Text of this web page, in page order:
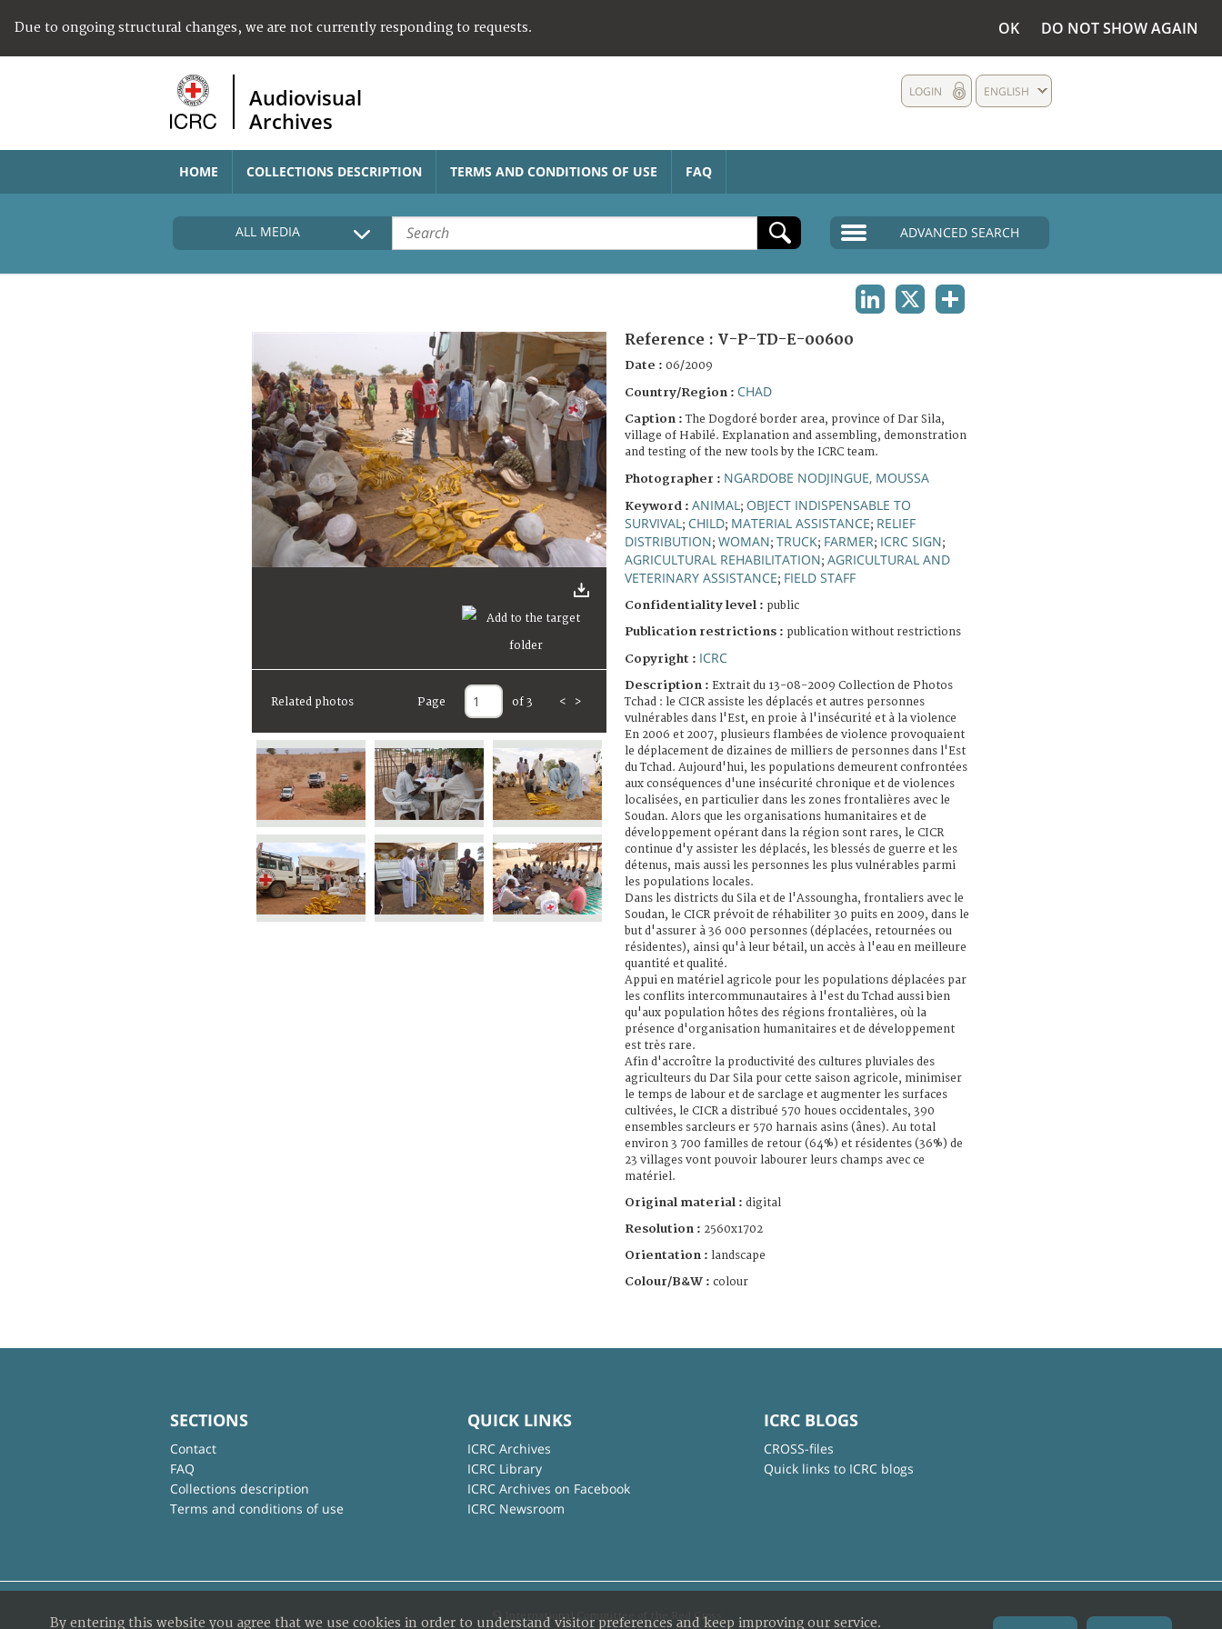
Due to ongoing structural changes, we are not currently responding to requests. OK DO NOT SHOW AGAIN
Audiovisual
Archives
ENGLISH
LOGIN
HOME COLLECTIONS DESCRIPTION TERMS AND CONDITIONS OF USE FAQ
ALL MEDIA ADVANCED SEARCH
Related photos Page of 3 < >
Reference : V-P-TD-E-00600
Date : 06/2009
Country/Region : CHAD
Caption :The Dogdoré border area, province of Dar Sila,
village of Habilé. Explanation and assembling, demonstration
and testing of the new tools by the ICRC team.
Photographer : NGARDOBE NODJINGUE, MOUSSA
Keyword : ANIMAL ; OBJECT INDISPENSABLE TO
SURVIVAL ; CHILD; MATERIAL ASSISTANCE; RELIEF
DISTRIBUTION; WOMAN; TRUCK; FARMER; ICRC SIGN;
AGRICULTURAL REHABILITATION; AGRICULTURAL AND
VETERINARY ASSISTANCE; FIELD STAFF
Confidentiality level : public
Publication restrictions : publication without restrictions
Copyright : ICRC
Description : Extrait du 13-08-2009 Collection de Photos
Tchad : le CICR assiste les déplacés et autres personnes
vulnérables dans l'Est, en proie à l'insécurité et à la violence
En 2006 et 2007, plusieurs flambées de violence provoquaient
le déplacement de dizaines de milliers de personnes dans l'Est
du Tchad. Aujourd'hui, les populations demeurent confrontées
aux conséquences d'une insécurité chronique et de violences
localisées, en particulier dans les zones frontalières avec le
Soudan. Alors que les organisations humanitaires et de
développement opérant dans la région sont rares, le CICR
continue d'y assister les déplacés, les blessés de guerre et les
détenus, mais aussi les personnes les plus vulnérables parmi
les populations locales.
Dans les districts du Sila et de l'Assoungha, frontaliers avec le
Soudan, le CICR prévoit de réhabiliter 30 puits en 2009, dans le
but d'assurer à 36 000 personnes (déplacées, retournées ou
résidentes), ainsi qu'à leur bétail, un accès à l'eau en meilleure
quantité et qualité.
Appui en matériel agricole pour les populations déplacées par
les conflits intercommunautaires à l'est du Tchad aussi bien
qu'aux population hôtes des régions frontalières, où la
présence d'organisation humanitaires et de développement
est très rare.
Afin d'accroître la productivité des cultures pluviales des
agriculteurs du Dar Sila pour cette saison agricole, minimiser
le temps de labour et de sarclage et augmenter les surfaces
cultivées, le CICR a distribué 570 houes occidentales, 390
ensembles sarcleurs er 570 harnais asins (ânes). Au total
environ 3 700 familles de retour (64%) et résidentes (36%) de
23 villages vont pouvoir labourer leurs champs avec ce
matériel.
Original material : digital
Resolution : 2560x1702
Orientation : landscape
Colour/B&W : colour
SECTIONS
Contact
FAQ
Collections description
Terms and conditions of use
QUICK LINKS
ICRC Archives
ICRC Library
ICRC Archives on Facebook
ICRC Newsroom
ICRC BLOGS
CROSS-files
Quick links to ICRC blogs
© International Committee of the Red Cross
By entering this website you agree that we use cookies in order to understand visitor preferences and keep improving our service.